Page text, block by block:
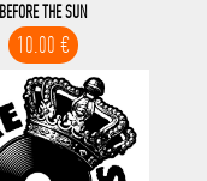
BEFORE THE SUN
10.00 €